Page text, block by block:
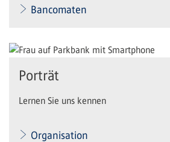
Bancomaten
Porträt
Lernen Sie uns kennen
Organisation